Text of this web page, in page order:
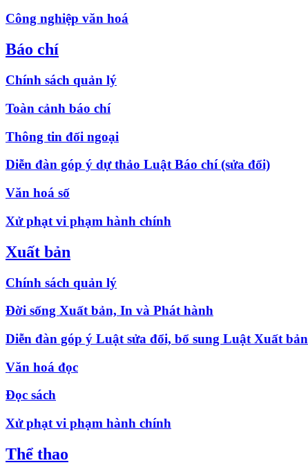
Công nghiệp văn hoá
Báo chí
Chính sách quản lý
Toàn cảnh báo chí
Thông tin đối ngoại
Diễn đàn góp ý dự thảo Luật Báo chí (sửa đổi)
Văn hoá số
Xử phạt vi phạm hành chính
Xuất bản
Chính sách quản lý
Đời sống Xuất bản, In và Phát hành
Diễn đàn góp ý Luật sửa đổi, bổ sung Luật Xuất bản
Văn hoá đọc
Đọc sách
Xử phạt vi phạm hành chính
Thể thao